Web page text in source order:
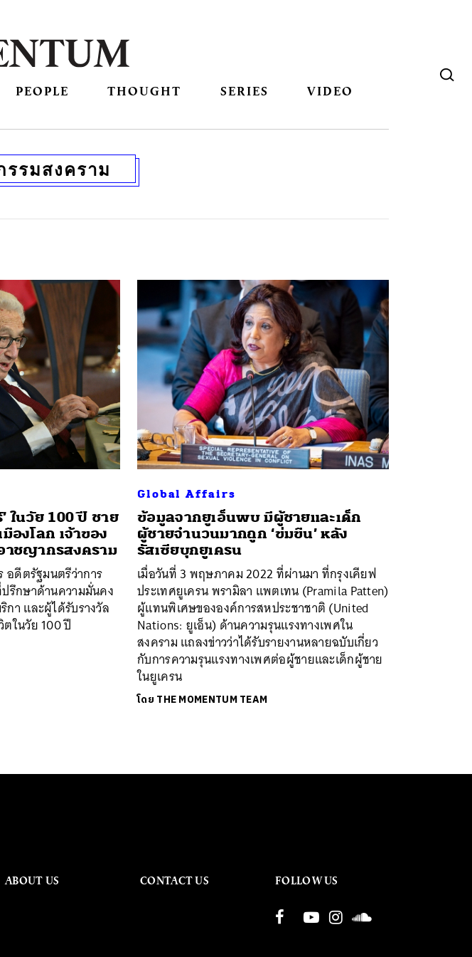
PEOPLE THOUGHT SERIES VIDEO
รมสงคราม
ในวัย 100 ปี ชาย
องโลก เจ้าของ
าชญากรสงคราม
อดีตรัฐมนตรีว่าการ
รึกษาด้านความมั่นคง
กา และผู้ได้รับรางวัล
ในวัย 100 ปี
Global Affairs
ข้อมูลจากยูเอ็นพบ มีผู้ชายและเด็ก
ผู้ชายจำนวนมากถูก ‘ข่มขืน’ หลัง
รัสเซียบุกยูเครน
เมื่อวันที่ 3 พฤษภาคม 2022 ที่ผ่านมา ที่กรุงเคียฟ
ประเทศยูเครน พรามิลา แพตเทน (Pramila Patten)
ผู้แทนพิเศษขององค์การสหประชาชาติ (United
Nations: ยูเอ็น) ด้านความรุนแรงทางเพศใน
สงคราม แถลงข่าวว่าได้รับรายงานหลายฉบับเกี่ยว
กับการความรุนแรงทางเพศต่อผู้ชายและเด็กผู้ชาย
ในยูเครน
โดย THE MOMENTUM TEAM
ABOUT US CONTACT US FOLLOW US
LINE EMAIL